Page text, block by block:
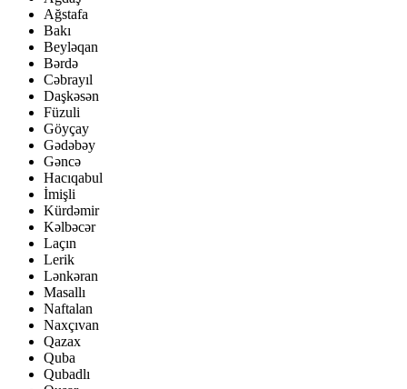
Ağstafa
Bakı
Beyləqan
Bərdə
Cəbrayıl
Daşkəsən
Füzuli
Göyçay
Gədəbəy
Gəncə
Hacıqabul
İmişli
Kürdəmir
Kəlbəcər
Laçın
Lerik
Lənkəran
Masallı
Naftalan
Naxçıvan
Qazax
Quba
Qubadlı